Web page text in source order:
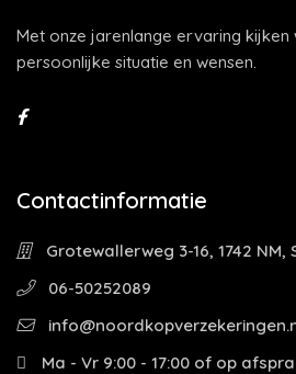
Met onze jarenlange ervaring kijken
persoonlijke situatie en wensen.
Contactinformatie
Grotewallerweg 3-16, 1742 NM,
06-50252089
Ma - Vr 9:00 - 17:00 of op